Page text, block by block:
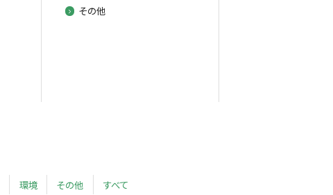
その他
環境 その他 すべて